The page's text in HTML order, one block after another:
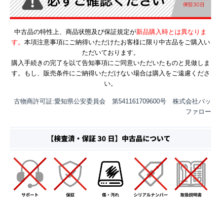
中古品の特性上、商品状態及び保証規定が新品購入時とは異なりま
す。 本項注意事項にご納得いただけたお客様に限り中古品をご購入い
ただいております。
購入手続きの完了を以て告知事項にご同意いただいたものと見做しま
す。もし、販売条件にご納得いただけない場合は購入をご遠慮くださ
い。
古物商許可証:愛知県公安委員会 第541161709600号 株式会社バッ
ファロー